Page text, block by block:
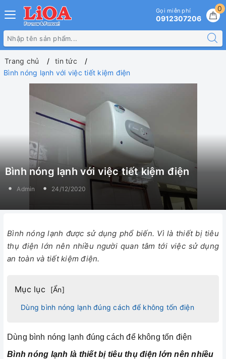
0
Gọi miễn phí
0912307206
Trang chủ
tin tức
Bình nóng lạnh với việc tiết kiệm điện
Bình nóng lạnh với việc tiết kiệm điện
Admin 24/12/2020
Bình nóng lạnh được sử dụng phổ biến. Vì là thiết bị tiêu
thụ điện lớn nên nhiều người quan tâm tới việc sử dụng
an toàn và tiết kiệm điện.
Mục lục [Ẩn]
Dùng bình nóng lạnh đúng cách để không tốn điện
Dùng bình nóng lạnh đúng cách để không tốn điện
Bình nóng lạnh là thiết bị tiêu thụ điện lớn nên nhiều